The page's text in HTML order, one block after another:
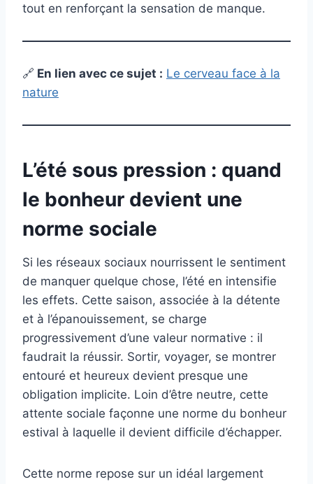
tout en renforçant la sensation de manque.
🔗 En lien avec ce sujet : Le cerveau face à la
nature
L’été sous pression : quand
le bonheur devient une
norme sociale
Si les réseaux sociaux nourrissent le sentiment
de manquer quelque chose, l’été en intensifie
les effets. Cette saison, associée à la détente
et à l’épanouissement, se charge
progressivement d’une valeur normative : il
faudrait la réussir. Sortir, voyager, se montrer
entouré et heureux devient presque une
obligation implicite. Loin d’être neutre, cette
attente sociale façonne une norme du bonheur
estival à laquelle il devient difficile d’échapper.
Cette norme repose sur un idéal largement